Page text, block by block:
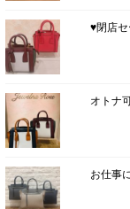
♥閉店
オトナ
お仕事